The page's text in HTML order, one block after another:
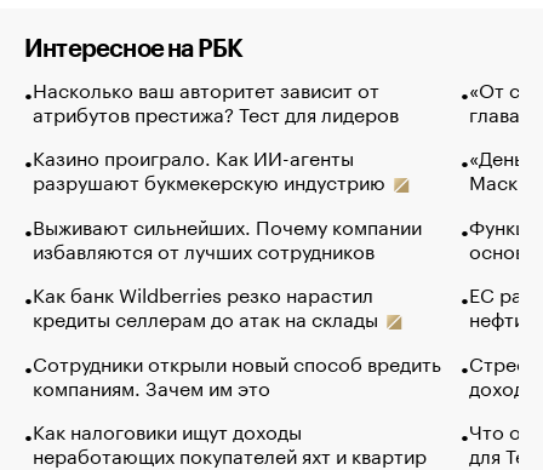
Интересное на РБК
Насколько ваш авторитет зависит от
атрибутов престижа? Тест для лидеров
Казино проиграло. Как ИИ-агенты
разрушают букмекерскую индустрию
Выживают сильнейших. Почему компании
избавляются от лучших сотрудников
Как банк Wildberries резко нарастил
кредиты селлерам до атак на склады
Сотрудники открыли новый способ вредить
компаниям. Зачем им это
Как налоговики ищут доходы
неработающих покупателей яхт и квартир
«От
глава
Маск в
основ
ЕС
нефти
Что
для